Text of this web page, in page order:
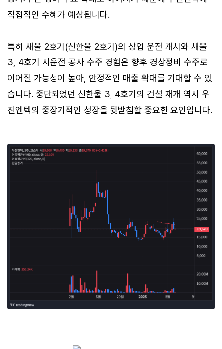
직접적인 수혜가 예상됩니다.
특히 새울 2호기(신한울 2호기)의 상업 운전 개시와 새울
3, 4호기 시운전 공사 수주 경험은 향후 경상정비 수주로
이어질 가능성이 높아, 안정적인 매출 확대를 기대할 수 있
습니다. 중단되었던 신한울 3, 4호기의 건설 재개 역시 우
진엔텍의 중장기적인 성장을 뒷받침할 중요한 요인입니다.